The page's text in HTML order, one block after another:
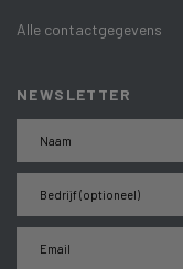
Alle contactgegevens
NEWSLETTER